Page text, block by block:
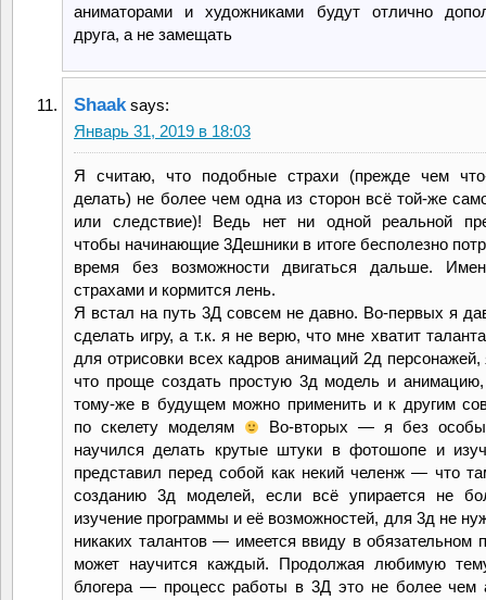
аниматорами и художниками будут отлично
друга, а не замещать
Shaak says:
Январь 31, 2019 в 18:03
Я считаю, что подобные страхи (прежде чем
делать) не более чем одна из сторон всё той-же
или следствие)! Ведь нет ни одной реальной
чтобы начинающие 3Дешники в итоге бесполезно
время без возможности двигаться дальше.
страхами и кормится лень.
Я встал на путь 3Д совсем не давно. Во-первых я
сделать игру, а т.к. я не верю, что мне хватит
для отрисовки всех кадров анимаций 2д
что проще создать простую 3д модель и
тому-же в будущем можно применить и к другим
по скелету моделям
Во-вторых — я без
научился делать крутые штуки в фотошопе и
представил перед собой как некий челенж — что
созданию 3д моделей, если всё упирается не
изучение программы и её возможностей, для 3д не
никаких талантов — имеется ввиду в обязательном
может научится каждый. Продолжая любимую
блогера — процесс работы в 3Д это не более чем